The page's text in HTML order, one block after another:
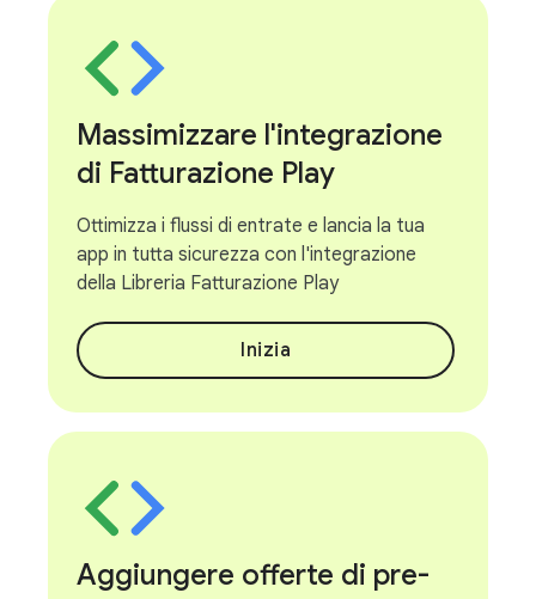
Massimizzare l'integrazione
di Fatturazione Play
Ottimizza i flussi di entrate e lancia la tua
app in tutta sicurezza con l'integrazione
della Libreria Fatturazione Play
Inizia
Aggiungere offerte di pre-